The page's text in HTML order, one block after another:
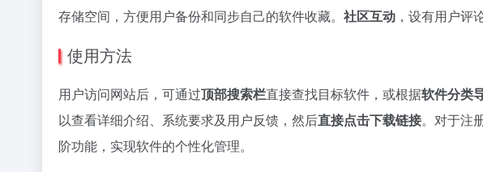
存储空间，方便用户备份和同步自己的软件收藏。 社区互动 ，设有用户评
使用方法
用户访问网站后，可通过顶部搜索栏直接查找目标软件，或根据软件分类
以查看详细介绍、系统要求及用户反馈，然后直接点击下载链接。对于注
阶功能，实现软件的个性化管理。